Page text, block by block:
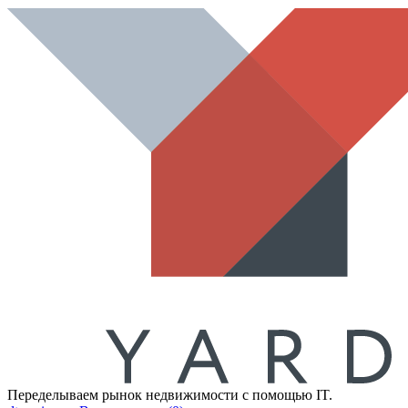
Переделываем рынок недвижимости с помощью IT.